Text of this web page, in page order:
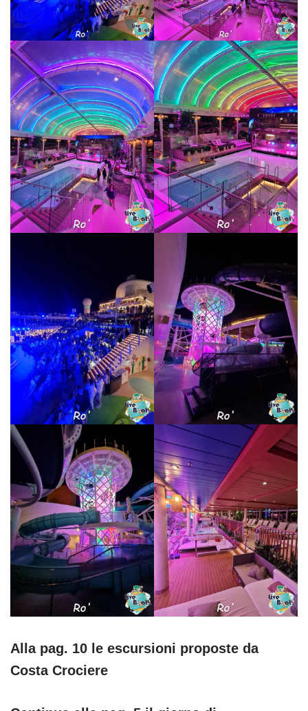
Alla pag. 10 le escursioni proposte da
Costa Crociere